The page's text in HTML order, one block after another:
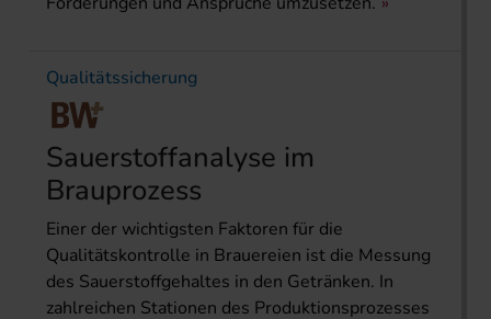
Qualitätssicherung
Sauerstoffanalyse im
Brauprozess
Einer der wichtigsten Faktoren für die
Qualitätskontrolle in Brauereien ist die Messung
des Sauerstoffgehaltes in den Getränken. In
zahlreichen Stationen des Produktionsprozesses